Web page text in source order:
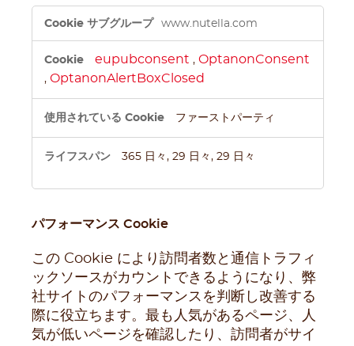
必
要
な
Cookie
www.nutella.com
eupubconsent,OptanonConsent
,OptanonAlertBoxClosed
ファーストパーティ
365 日々, 29 日々, 29 日々
パフォーマンス Cookie
この Cookie により訪問者数と通信トラフィ
ックソースがカウントできるようになり、弊
社サイトのパフォーマンスを判断し改善する
際に役立ちます。最も人気があるページ、人
気が低いページを確認したり、訪問者がサイ